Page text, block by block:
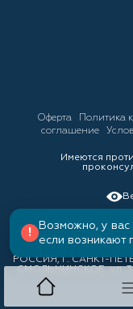
Оферта Политика
соглашение
Имеются
РОССИЯ, Г. САНКТ-
СМОЛЬНИНСКОЕ, ул. 3-
!
Возможно, у
если возникают